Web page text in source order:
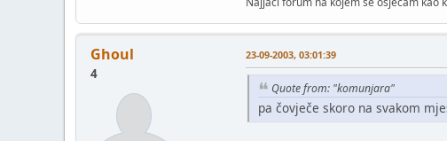
Ghoul
4
23-09-2003, 03:01:39
Quote from: "komunjara"
pa čovječe skoro na svakom